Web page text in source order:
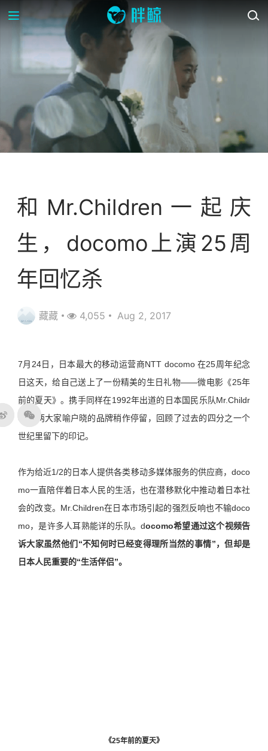
和Mr.Children一起庆
生，docomo上演25周
年回忆杀
藏藏 4,055 Aug 2, 2017
7月24日，日本最大的移动运营商NTT docomo 在25周年纪念
日这天，给自己送上了一份精美的生日礼物——微电影《25年
前的夏天》。携手同样在1992年出道的日本国民乐队Mr.Childr
en，两大家喻户晓的品牌稍作停留，回顾了过去的四分之一个
世纪里留下的印记。
作为给近1/2的日本人提供各类移动多媒体服务的供应商，doco
mo一直陪伴着日本人民的生活，也在潜移默化中推动着日本社
会的改变。Mr.Children在日本市场引起的强烈反响也不输doco
mo，是许多人耳熟能详的乐队。docomo希望通过这个视频告
诉大家虽然他们“不知何时已经变得理所当然的事情”，但却是
日本人民重要的“生活伴侣”。
《25年前的夏天》